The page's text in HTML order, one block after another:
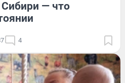
— что
4